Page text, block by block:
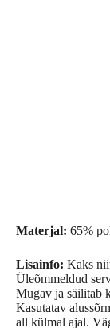
Materjal: 65%
Lisainfo: Kaks
Üleõmmeldud
Mugav ja säilitab
Kasutatav
all külmal ajal.